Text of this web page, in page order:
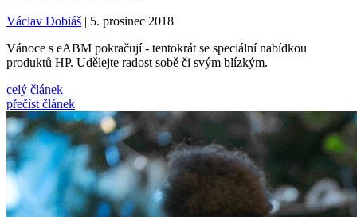
Václav Dobiáš | 5. prosinec 2018
Vánoce s eABM pokračují - tentokrát se speciální nabídkou
produktů HP. Udělejte radost sobě či svým blízkým.
celý článek
přečíst článek